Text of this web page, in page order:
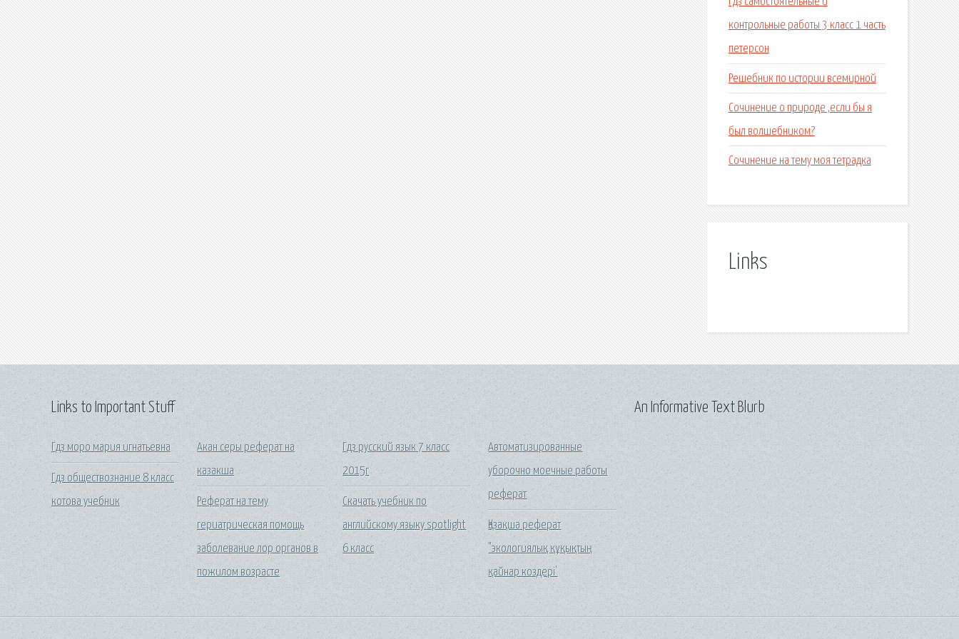
контрольные работы 3 класс 1 часть
петерсон
Решебник по истории всемирной
Сочинение о природе ,если бы я
был волшебником?
Сочинение на тему моя тетрадка
Links
Links to Important Stuff
Гдз моро мария игнатьевна
Гдз обществознание 8 класс
котова учебник
Акан серы реферат на
казакша
Реферат на тему
гериатрическая помощь
заболевание лор органов в
пожилом возрасте
Гдз русский язык 7 класс
2015г
Скачать учебник по
английскому языку spotlight
6 класс
Автоматизированные
уборочно моечные работы
реферат
Қазақша реферат
"экологиялық құқықтың
қайнар коздері'
An Informative Text Blurb